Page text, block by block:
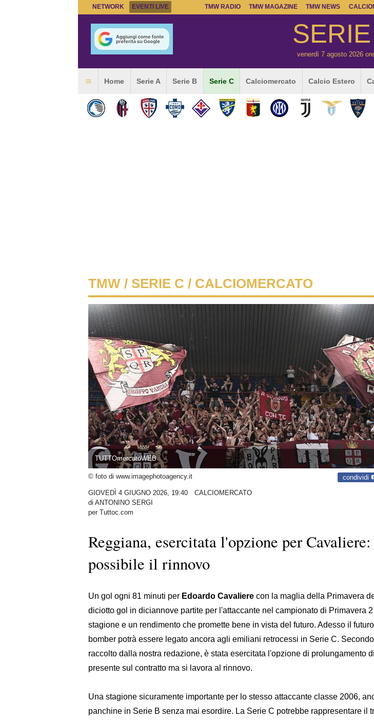
NETWORK EVENTI LIVE TMW RADIO TMW MAGAZINE TMW NEWS
venerdì 7 agosto 2026
Home Serie A Serie B Serie C Calciomercato Calcio Estero
TMW / SERIE C / CALCIOMERCATO
TUTTOmercatoWEB
© foto di www.imagephotoagency.it condividi
GIOVEDÌ 4 GIUGNO 2026, 19:40
CALCIOMERCATO
di ANTONINO SERGI
per Tuttoc.com
Reggiana, esercitata l'opzione per Cavaliere:
possibile il rinnovo
Un gol ogni 81 minuti per Edoardo Cavaliere con la maglia della Primavera
diciotto gol in diciannove partite per l'attaccante nel campionato di Primavera
stagione e un rendimento che promette bene in vista del futuro. Adesso il
bomber potrà essere legato ancora agli emiliani retrocessi in Serie C.
raccolto dalla nostra redazione, è stata esercitata l'opzione di prolungamento
presente sul contratto ma si lavora al rinnovo.
Una stagione sicuramente importante per lo stesso attaccante classe 2006,
panchine in Serie B senza mai esordire. La Serie C potrebbe rappresentare il